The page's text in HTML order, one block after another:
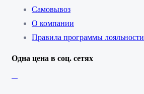
Самовывоз
О компании
Правила программы лояльности
Одна цена в соц. сетях